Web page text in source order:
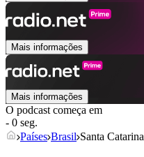
Mais informações
Mais informações
O podcast começa em
- 0 seg.
Países Brasil Santa Catarina